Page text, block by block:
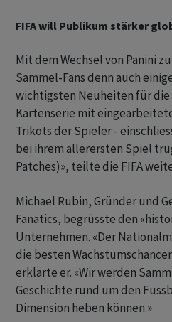
FIFA will Publikum stärker
Mit dem Wechsel von Panini
Sammel-Fans denn auch
wichtigsten Neuheiten für die
Kartenserie mit
Trikots der Spieler -
bei ihrem allerersten Spiel
Patches)», teilte die FIFA
Michael Rubin, Gründer und
Fanatics, begrüsste den
Unternehmen. «Der
die besten
erklärte er. «Wir werden
Geschichte rund um den
Dimension heben können.»